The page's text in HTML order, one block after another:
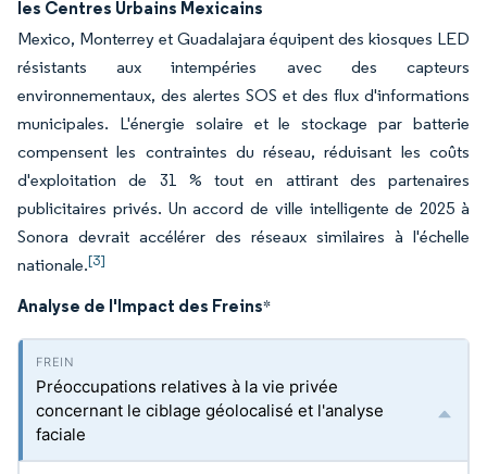
les Centres Urbains Mexicains
Mexico, Monterrey et Guadalajara équipent des kiosques LED
résistants aux intempéries avec des capteurs
environnementaux, des alertes SOS et des flux d'informations
municipales. L'énergie solaire et le stockage par batterie
compensent les contraintes du réseau, réduisant les coûts
d'exploitation de 31 % tout en attirant des partenaires
publicitaires privés. Un accord de ville intelligente de 2025 à
Sonora devrait accélérer des réseaux similaires à l'échelle
nationale.[3]
Analyse de l'Impact des Freins*
Préoccupations relatives à la vie privée
concernant le ciblage géolocalisé et l'analyse
faciale